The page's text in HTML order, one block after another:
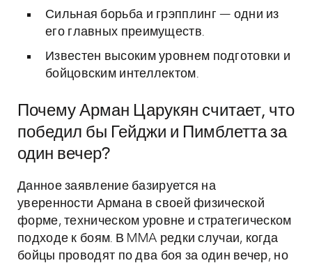
Сильная борьба и грэпплинг — одни из
его главных преимуществ.
Известен высоким уровнем подготовки и
бойцовским интеллектом.
Почему Арман Царукян считает, что
победил бы Гейджи и Пимблетта за
один вечер?
Данное заявление базируется на
уверенности Армана в своей физической
форме, техническом уровне и стратегическом
подходе к боям. В MMA редки случаи, когда
бойцы проводят по два боя за один вечер, но